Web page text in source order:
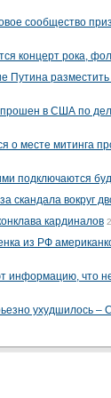
сообщество
концерт рока,
в США по
о месте митинга
подключаются
скандала вокруг
кардиналов
из РФ
информацию, что
ухудшилось –